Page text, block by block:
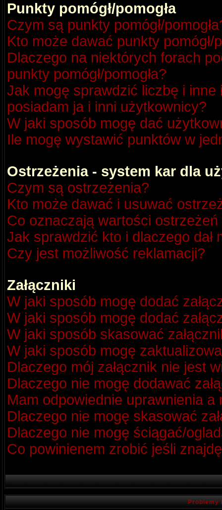
Punkty pomógł/pomogła
Czym są punkty pomógł/
Kto może dawać punkty pomógł/
Dlaczego na niektórych forach
punkty pomógł/pomogła?
Jak mogę sprawdzić liczbę i
posiadam ja i inni użytkownicy?
W jaki sposób mogę dać
Ile mogę wystawić punktów w
Ostrzeżenia - system kar dla
Czym są ostrzeżenia?
Kto może dawać i usuwać
Co oznaczają wartości
Jak sprawdzić kto i dlaczego dał
Czy jest możliwość reklamacji?
Załączniki
W jaki sposób mogę dodać
W jaki sposób mogę dodać
W jaki sposób skasować
W jaki sposób mogę
Dlaczego mój załącznik nie jest
Dlaczego nie mogę dodawać
Mam odpowiednie uprawnienia a
Dlaczego nie mogę skasować
Dlaczego nie mogę ściągać/
Co powinienem zrobić jeśli
Problemy